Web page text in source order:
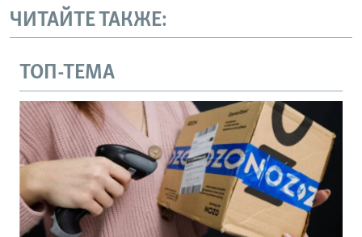
ЧИТАЙТЕ ТАКЖЕ:
ТОП-ТЕМА